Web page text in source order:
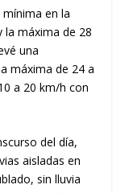
en la
la máxima de 28
una
máxima de 24 a
a 20 km/h con
del día,
aisladas en
sin lluvia